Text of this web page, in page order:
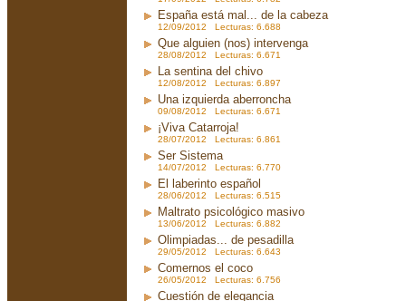
España está mal... de la cabeza
12/09/2012 Lecturas: 6.688
Que alguien (nos) intervenga
28/08/2012 Lecturas: 6.671
La sentina del chivo
12/08/2012 Lecturas: 6.897
Una izquierda aberroncha
09/08/2012 Lecturas: 6.671
¡Viva Catarroja!
28/07/2012 Lecturas: 6.861
Ser Sistema
14/07/2012 Lecturas: 6.770
El laberinto español
28/06/2012 Lecturas: 6.515
Maltrato psicológico masivo
13/06/2012 Lecturas: 6.882
Olimpiadas... de pesadilla
29/05/2012 Lecturas: 6.643
Comernos el coco
26/05/2012 Lecturas: 6.756
Cuestión de elegancia